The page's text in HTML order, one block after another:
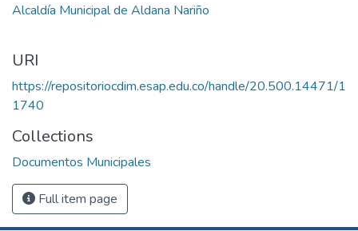
Alcaldía Municipal de Aldana Nariño
URI
https://repositoriocdim.esap.edu.co/handle/20.500.14471/1
1740
Collections
Documentos Municipales
Full item page